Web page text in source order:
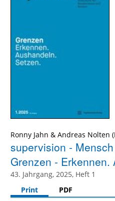
Ronny Jahn & Andreas Nolten
supervision -
Grenzen -
43. Jahrgang, 2025, Heft 1
Print
PDF